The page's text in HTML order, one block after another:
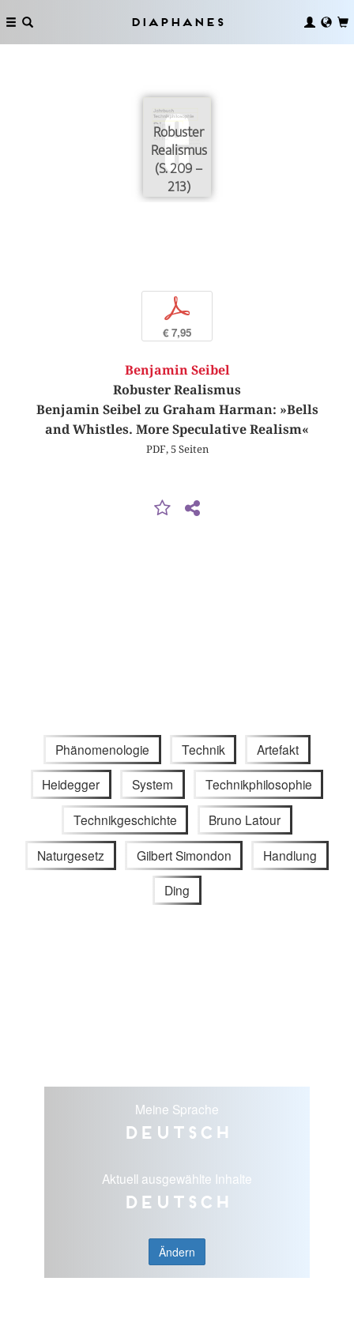
Diaphanes
Robuster
Realismus
(S. 209 –
213)
p
€ 7,95
Benjamin Seibel
Robuster Realismus
Benjamin Seibel zu Graham Harman: »Bells
and Whistles. More Speculative Realism«
PDF, 5 Seiten
Phänomenologie Technik Artefakt
Heidegger System Technikphilosophie
Technikgeschichte Bruno Latour
Naturgesetz Gilbert Simondon Handlung
Ding
Meine Sprache
Deutsch
Aktuell ausgewählte Inhalte
Deutsch
Ändern